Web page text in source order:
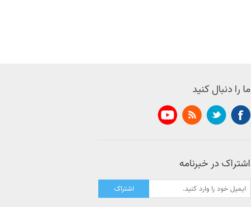
ما را دنبال کنید
اشتراک در خبرنامه
اشتراک